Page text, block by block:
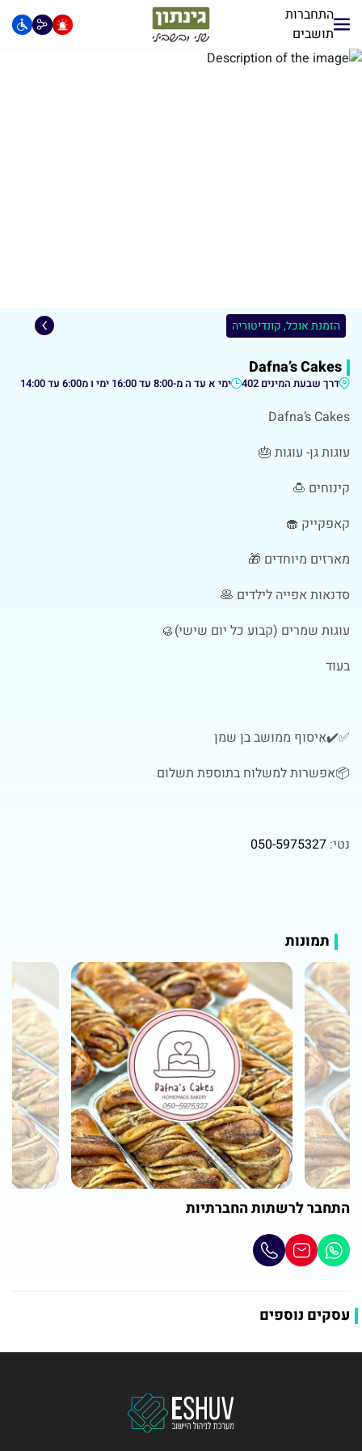
התחברות
תושבים
הזמנת אוכל, קונדיטוריה
Dafna’s Cakes
דרך שבעת המינים 402 ימי א עד ה מ-8:00 עד 16:00 ימי ו מ6:00 עד 14:00
Dafna’s Cakes
עוגות גן- עוגות 🎂
קינוחים 🍮
קאפקייק 🧁
מארזים מיוחדים 🎁
סדנאות אפייה לילדים 🥞
עוגות שמרים (קבוע כל יום שישי)🥮
בעוד
✅✔️איסוף ממושב בן שמן
📦אפשרות למשלוח בתוספת תשלום
נטי: 050-5975327
תמונות
התחבר לרשתות החברתיות
עסקים נוספים